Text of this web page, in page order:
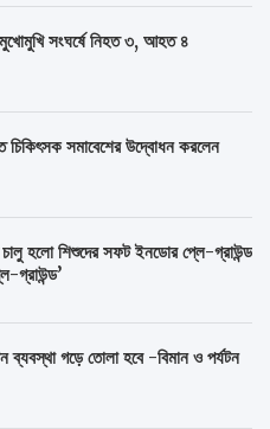
সংঘর্ষে নিহত ৩, আহত ৪
চিকিৎসক সমাবেশের উদ্বোধন করলেন
চালু হলো শিশুদের সফট ইনডোর প্লে-গ্রাউন্ড
গ্রাউন্ড’
ব্যবস্থা গড়ে তোলা হবে -বিমান ও পর্যটন